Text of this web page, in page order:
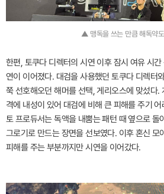
▲ 맹독을 쓰는 만큼 해독약
한편, 토쿠다 디렉터의 시연 이후 잠시 여유 시
연이 이어졌다. 대검을 사용했던 토쿠다 디렉터
쭉 선호해오던 해머를 선택, 게리오스에 맞섰다.
격에 내성이 있어 대검에 비해 큰 피해를 주기
토 프로듀서는 독액을 내뿜는 패턴 때 옆으로 돌
그로기로 만드는 장면을 선보였다. 이후 혼신 모
피해를 주는 부분까지만 시연을 이어갔다.